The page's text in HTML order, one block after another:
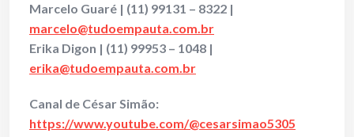
Marcelo Guaré | (11) 99131 – 8322 |
marcelo@tudoempauta.com.br
Erika Digon | (11) 99953 – 1048 |
erika@tudoempauta.com.br
Canal de César Simão:
https://www.youtube.com/@cesarsimao5305